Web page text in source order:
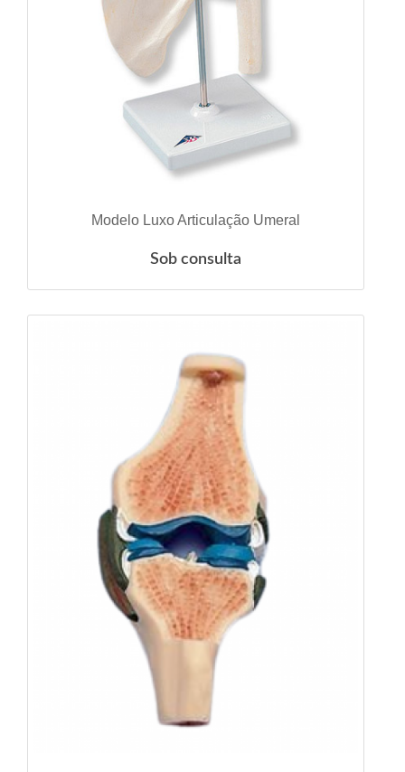
VER DETALHES
Modelo Luxo Articulação Umeral
Sob consulta